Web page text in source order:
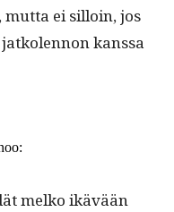
mut­ta ei sil­loin, jos
kanssa
melko ikävään